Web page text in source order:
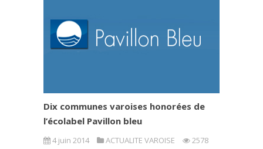
Dix communes varoises honorées de
l’écolabel Pavillon bleu
4 juin 2014 ACTUALITE VAROISE
2578